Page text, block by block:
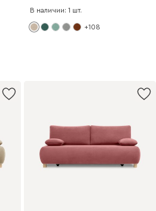
В наличии: 1 шт.
+108